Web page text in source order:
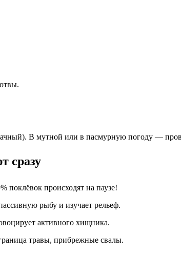
В мутной или в пасмурную погоду —
сразу
поклёвок происходят на паузе!
рыбу и изучает рельеф.
активного хищника.
травы, прибрежные свалы.